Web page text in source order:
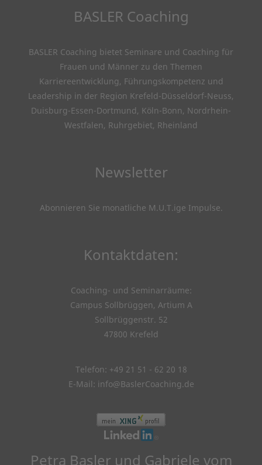
BASLER Coaching
BASLER Coaching bietet Seminare und Coaching für
Frauen und Männer zu den Themen
Karriereentwicklung, Führungskompetenz und
Leadership in der Region Krefeld-Düsseldorf-Neuss,
Duisburg-Essen-Dortmund, Köln-Bonn, Nordrhein-
Westfalen, Ruhrgebiet, Rheinland
Newsletter
Abonnieren Sie monatliche M.U.T.ige Impulse.
Kontaktdaten:
Coaching- und Seminarräume:
Campus Sollbrüggen, Artium A
Sollbrüggenstr. 52
47800 Krefeld
Telefon: +49 21 51 - 62 20 18
E-Mail: info@BaslerCoaching.de
Petra Basler und Gabriele vom